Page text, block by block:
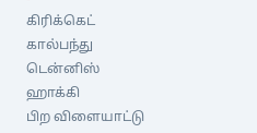
கிரிக்கெட்
கால்பந்து
டென்னிஸ்
ஹாக்கி
பிற விளையாட்டு